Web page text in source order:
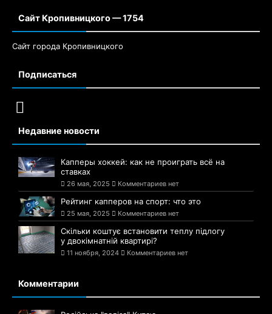
Сайт Кропивницкого — 1754
Сайт города Кропивницкого
Подписаться
Недавние новости
Капперы хоккей: как не проиграть всё на
ставках
26 мая, 2025 Комментариев нет
Рейтинг капперов на спорт: что это
25 мая, 2025 Комментариев нет
Скільки коштує встановити теплу підлогу
у двокімнатній квартирі?
11 ноября, 2024 Комментариев нет
Комментарии